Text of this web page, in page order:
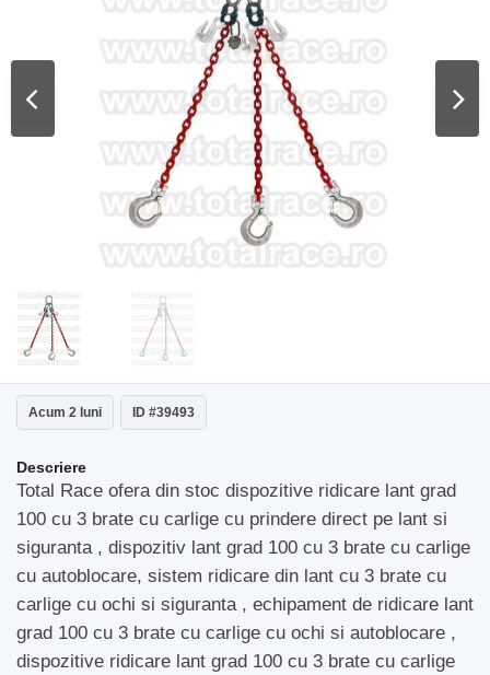
Acum 2 luni ID #39493
Descriere
Total Race ofera din stoc dispozitive ridicare lant grad
100 cu 3 brate cu carlige cu prindere direct pe lant si
siguranta , dispozitiv lant grad 100 cu 3 brate cu carlige
cu autoblocare, sistem ridicare din lant cu 3 brate cu
carlige cu ochi si siguranta , echipament de ridicare lant
grad 100 cu 3 brate cu carlige cu ochi si autoblocare ,
dispozitive ridicare lant grad 100 cu 3 brate cu carlige